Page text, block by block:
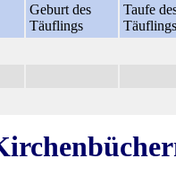
Geburt des
Täuflings
Taufe
Täuflings